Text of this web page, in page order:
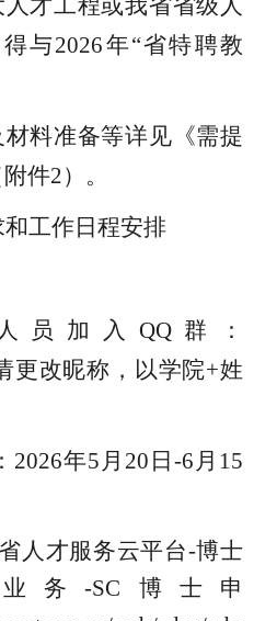
才工程或我省省级人
与2026年“省特聘教
材料准备等详见 《需提
件2） 。
工作日程安排
员加入QQ群：
更改昵称，以学院+姓
2026年5 月 20 日 -6月15
人才服务云平台-博士
务-SC博士申